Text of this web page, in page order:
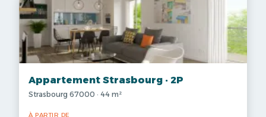
Appartement Strasbourg · 2P
Strasbourg 67000 · 44 m²
À PARTIR DE